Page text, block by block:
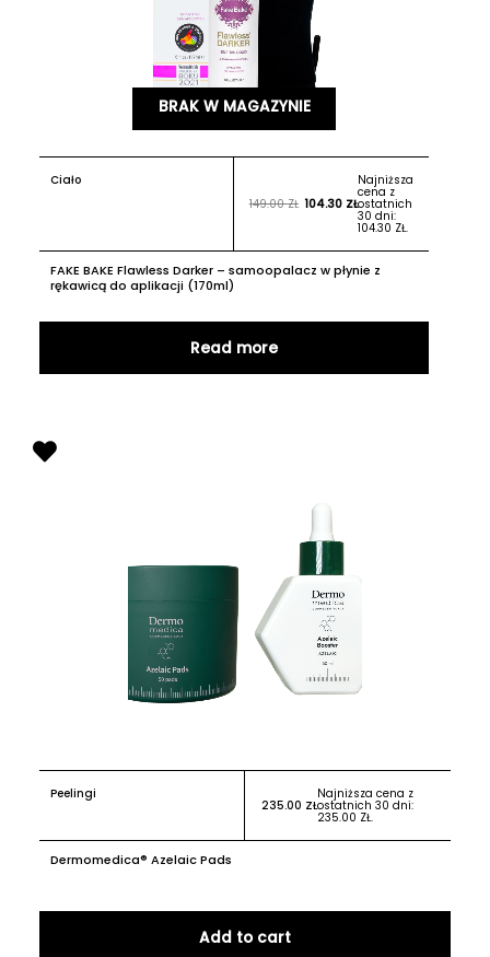
BRAK W MAGAZYNIE
Ciało
149.00ZŁ 104.30 ZŁ
Najniższa
cena z
ostatnich
30 dni:
104.30 ZŁ.
FAKE BAKE Flawless Darker – samoopalacz w płynie z
rękawicą do aplikacji (170ml)
Read more
Peelingi
235.00 ZŁ
Najniższa cena z
ostatnich 30 dni:
235.00 ZŁ.
Dermomedica® Azelaic Pads
Add to cart